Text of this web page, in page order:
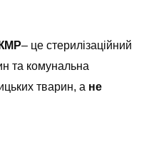
– це стерилізаційний
та комунальна
тварин, а не